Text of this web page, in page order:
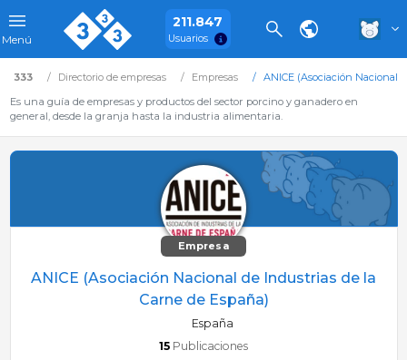
Menú
211.847
Usuarios
333 Directorio de empresas Empresas
ANICE (Asociación Nacional
Es una guía de empresas y productos del sector porcino y ganadero en
general, desde la granja hasta la industria alimentaria.
Empresa
ANICE (Asociación Nacional de Industrias de la
Carne de España)
España
15 Publicaciones